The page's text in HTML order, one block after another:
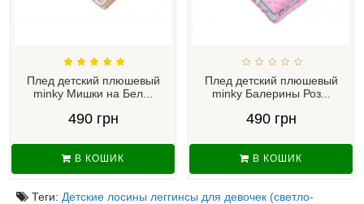
Плед детский плюшевый
minky Мишки на Бел...
490 грн
В КОШИК
Плед детский плюшевый
minky Балерины Роз...
490 грн
В КОШИК
Теги: Детские лосины леггинсы для девочек (светло-